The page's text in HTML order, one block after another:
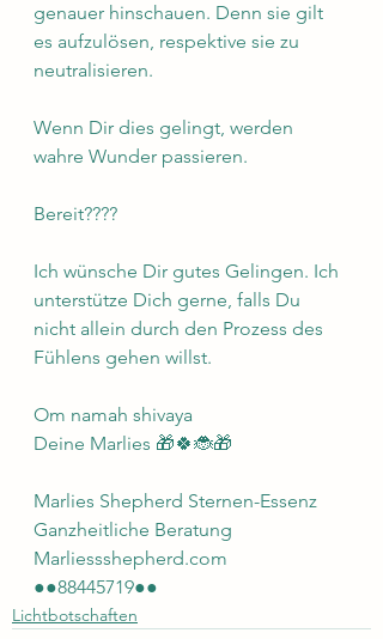
genauer hinschauen. Denn sie gilt
es aufzulösen, respektive sie zu
neutralisieren.
Wenn Dir dies gelingt, werden
wahre Wunder passieren.
Bereit????
Ich wünsche Dir gutes Gelingen. Ich
unterstütze Dich gerne, falls Du
nicht allein durch den Prozess des
Fühlens gehen willst.
Om namah shivaya
Deine Marlies 🎁🍀🐞🎁
Marlies Shepherd Sternen-Essenz
Ganzheitliche Beratung
Marliessshepherd.com
●●88445719●●
Lichtbotschaften